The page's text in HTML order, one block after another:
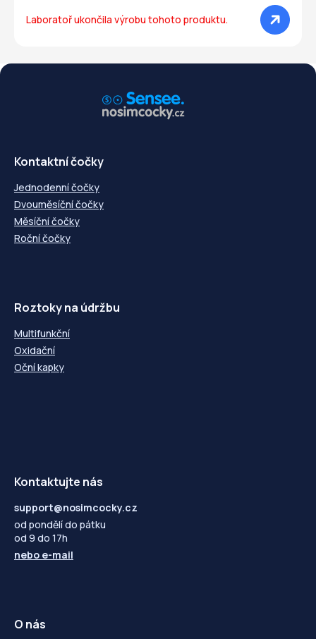
Laboratoř ukončila výrobu tohoto produktu.
Kontaktní čočky
Jednodenní čočky
Dvouměsíční čočky
Měsíční čočky
Roční čočky
Roztoky na údržbu
Multifunkční
Oxidační
Oční kapky
Kontaktujte nás
support@nosimcocky.cz
od pondělí do pátku
od 9 do 17h
nebo e-mail
O nás